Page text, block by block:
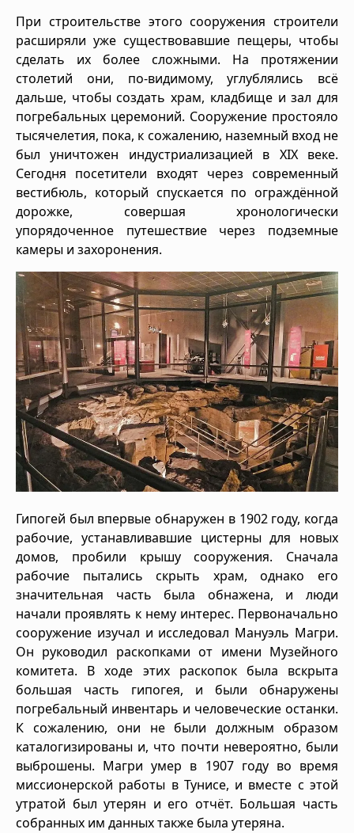
При строительстве этого сооружения строители
расширяли уже существовавшие пещеры, чтобы
сделать их более сложными. На протяжении
столетий они, по-видимому, углублялись всё
дальше, чтобы создать храм, кладбище и зал для
погребальных церемоний. Сооружение простояло
тысячелетия, пока, к сожалению, наземный вход не
был уничтожен индустриализацией в XIX веке.
Сегодня посетители входят через современный
вестибюль, который спускается по ограждённой
дорожке, совершая хронологически
упорядоченное путешествие через подземные
камеры и захоронения.
Гипогей был впервые обнаружен в 1902 году, когда
рабочие, устанавливавшие цистерны для новых
домов, пробили крышу сооружения. Сначала
рабочие пытались скрыть храм, однако его
значительная часть была обнажена, и люди
начали проявлять к нему интерес. Первоначально
сооружение изучал и исследовал Мануэль Магри.
Он руководил раскопками от имени Музейного
комитета. В ходе этих раскопок была вскрыта
большая часть гипогея, и были обнаружены
погребальный инвентарь и человеческие останки.
К сожалению, они не были должным образом
каталогизированы и, что почти невероятно, были
выброшены. Магри умер в 1907 году во время
миссионерской работы в Тунисе, и вместе с этой
утратой был утерян и его отчёт. Большая часть
собранных им данных также была утеряна.